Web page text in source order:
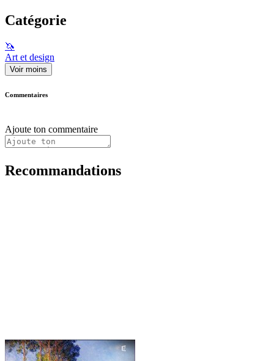
Catégorie
🦄
Art et design
Voir moins
Commentaires
Ajoute ton commentaire
Recommandations